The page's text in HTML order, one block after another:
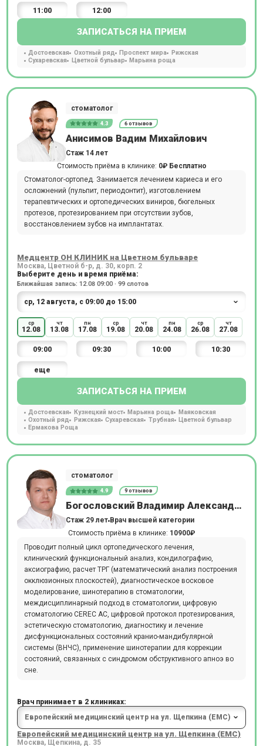
11:00 12:00
ЗАПИСАТЬСЯ НА ПРИЕМ
Достоевская Охотный ряд Проспект мира
Рижская
Сухаревская
Цветной бульвар Марьина роща
стоматолог
4.3 6 отзывов
Анисимов Вадим Михайлович
Стаж 14 лет
Стоимость приёма в клинике: 0₽ Бесплатно
Стоматолог-ортопед. Занимается лечением кариеса и его
осложнений (пульпит, периодонтит), изготовлением
терапевтических и ортопедических виниров, бюгельных
протезов, протезированием при отсутствии зубов,
восстановлением зубов на имплантатах.
Медцентр ОН КЛИНИК на Цветном бульваре
Москва, Цветной б-р, д. 30, корп. 2
Выберите день и время приёма:
Ближайшая запись: 12.08 09:00 · 99 слотов
ср
12.08
чт
13.08
пн
17.08
ср
19.08
чт
20.08
пн
24.08
ср
26.08
чт
27.08
09:00 09:30 10:00 10:30
еще
ЗАПИСАТЬСЯ НА ПРИЕМ
Достоевская Кузнецкий мост Марьина роща
Маяковская
Охотный ряд
Рижская Сухаревская Трубная
Цветной бульвар
Ермакова Роща
стоматолог
4.9 9 отзывов
Богословский Владимир Александрович
Стаж 29 лет Врач высшей категории
Стоимость приёма в клинике: 10900₽
Проводит полный цикл ортопедического лечения,
клинический функциональный анализ, кондилографию,
аксиографию, расчет ТРГ (математический анализ построения
окклюзионных плоскостей), диагностическое восковое
моделирование, шинотерапию в стоматологии,
междисциплинарный подход в стоматологии, цифровую
стоматологию CEREC AC, цифровой протокол протезирования,
эстетическую стоматологию, диагностику и лечение
дисфункциональных состояний кранио-мандибулярной
системы (ВНЧС), применение шинотерапии для коррекции
состояний, связанных с синдромом обструктивного апноэ во
сне.
Врач принимает в 2 клиниках:
Европейский медицинский центр на ул. Щепкина (ЕМС)
Москва, Щепкина, д. 35